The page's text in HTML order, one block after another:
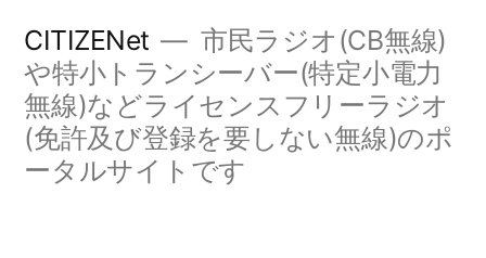
CITIZENet
市民ラジオ(CB無線)
や特小トランシーバー(特定小電力
無線)などライセンスフリーラジオ
(免許及び登録を要しない無線)のポ
ータルサイトです